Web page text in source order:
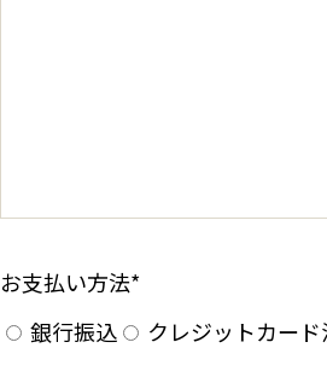
お支払い方法*
銀行振込
クレジットカー